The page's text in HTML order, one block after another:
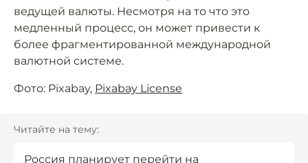
ведущей валюты. Несмотря на то что это
медленный процесс, он может привести к
более фрагментированной международной
валютной системе.
Фото: Pixabay, Pixabay License
Читайте на тему:
Россия планирует перейти на